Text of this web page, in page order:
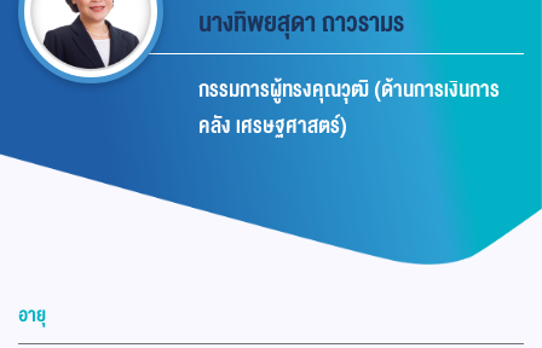
นางทิพยสุดา ถาวรามร
กรรมการผู้ทรงคุณวุฒิ (ด้านการเงินการ
คลัง เศรษฐศาสตร์)
อายุ